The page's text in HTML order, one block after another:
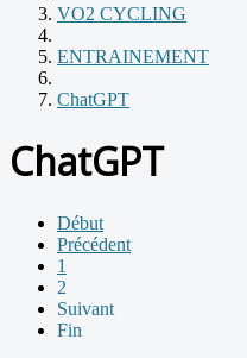
VO2 CYCLING
ENTRAINEMENT
ChatGPT
ChatGPT
Début
Précédent
1
2
Suivant
Fin